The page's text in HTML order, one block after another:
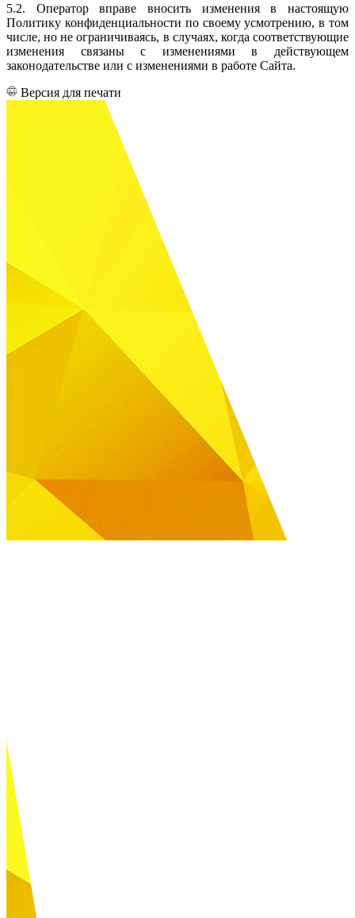
5.2. Оператор вправе вносить изменения в настоящую
Политику конфиденциальности по своему усмотрению, в том
числе, но не ограничиваясь, в случаях, когда соответствующие
изменения связаны с изменениями в действующем
законодательстве или с изменениями в работе Сайта.
Версия для печати